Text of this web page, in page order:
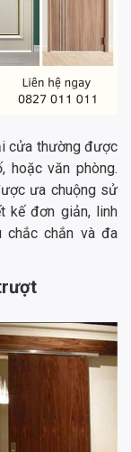
cửa thường được
hoặc văn phòng.
ưa chuộng sử
kế đơn giản, linh
chắc chắn và đa